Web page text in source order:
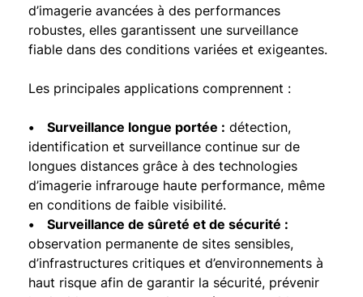
d’imagerie avancées à des performances
robustes, elles garantissent une surveillance
fiable dans des conditions variées et exigeantes.
Les principales applications comprennent :
• Surveillance longue portée : détection,
identification et surveillance continue sur de
longues distances grâce à des technologies
d’imagerie infrarouge haute performance, même
en conditions de faible visibilité.
• Surveillance de sûreté et de sécurité :
observation permanente de sites sensibles,
d’infrastructures critiques et d’environnements à
haut risque afin de garantir la sécurité, prévenir